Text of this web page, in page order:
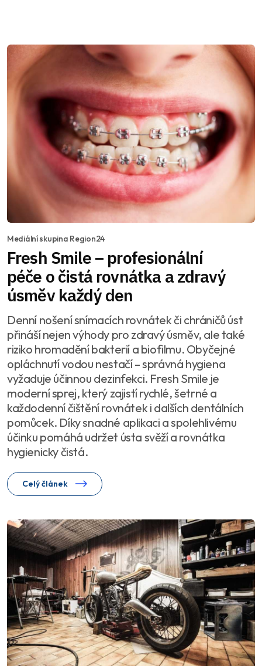
Mediální skupina Region24
Fresh Smile – profesionální
péče o čistá rovnátka a zdravý
úsměv každý den
Denní nošení snímacích rovnátek či chráničů úst
přináší nejen výhody pro zdravý úsměv, ale také
riziko hromadění bakterií a biofilmu. Obyčejné
opláchnutí vodou nestačí – správná hygiena
vyžaduje účinnou dezinfekci. Fresh Smile je
moderní sprej, který zajistí rychlé, šetrné a
každodenní čištění rovnátek i dalších dentálních
pomůcek. Díky snadné aplikaci a spolehlivému
účinku pomáhá udržet ústa svěží a rovnátka
hygienicky čistá.
Celý článek